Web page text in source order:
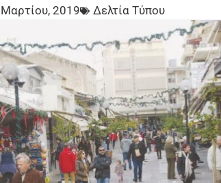
2019 Δελτία Τύπου